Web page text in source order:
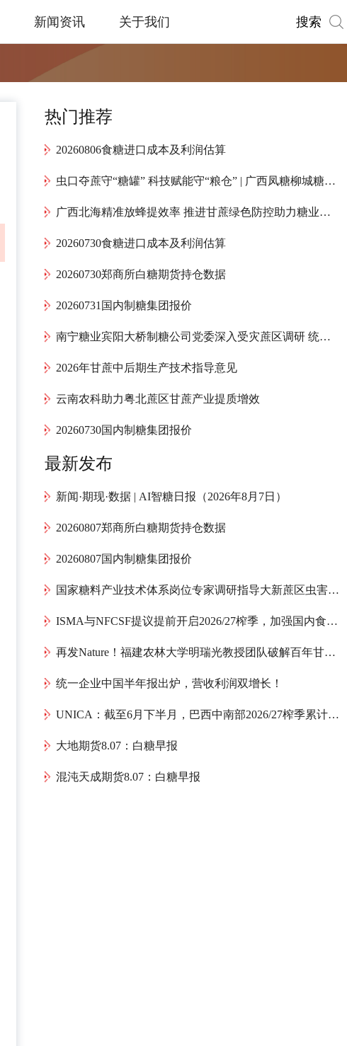
新闻资讯 关于我们 搜索
热门推荐
20260806食糖进口成本及利润估算
虫口夺蔗守“糖罐” 科技赋能守“粮仓” | 广西凤糖柳城糖厂全力护航“甜蜜产业”高质量发展
广西北海精准放蜂提效率 推进甘蔗绿色防控助力糖业提质增效
20260730食糖进口成本及利润估算
20260730郑商所白糖期货持仓数据
20260731国内制糖集团报价
南宁糖业宾阳大桥制糖公司党委深入受灾蔗区调研 统筹推进甘蔗灾后复产工作
2026年甘蔗中后期生产技术指导意见
云南农科助力粤北蔗区甘蔗产业提质增效
20260730国内制糖集团报价
最新发布
新闻·期现·数据 | AI智糖日报（2026年8月7日）
20260807郑商所白糖期货持仓数据
20260807国内制糖集团报价
国家糖料产业技术体系岗位专家调研指导大新蔗区虫害防治
ISMA与NFCSF提议提前开启2026/27榨季，加强国内食糖供应
再发Nature！福建农林大学明瑞光教授团队破解百年甘蔗育种谜题：母本如何送出一份“双倍遗传礼物”
统一企业中国半年报出炉，营收利润双增长！
UNICA：截至6月下半月，巴西中南部2026/27榨季累计产糖1075.4万吨，同比减少152万吨
大地期货8.07：白糖早报
混沌天成期货8.07：白糖早报